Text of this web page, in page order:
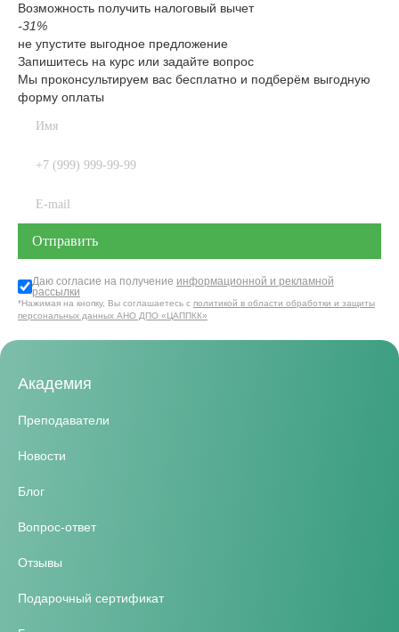
Возможность получить налоговый вычет
-31%
не упустите выгодное предложение
Запишитесь на курс или задайте вопрос
Мы проконсультируем вас бесплатно и подберём выгодную
форму оплаты
Даю согласие на получение информационной и рекламной
рассылки
*Нажимая на кнопку, Вы соглашаетесь с политикой в области обработки и защиты
персональных данных АНО ДПО «ЦАППКК»
Академия
Преподаватели
Новости
Блог
Вопрос-ответ
Отзывы
Подарочный сертификат